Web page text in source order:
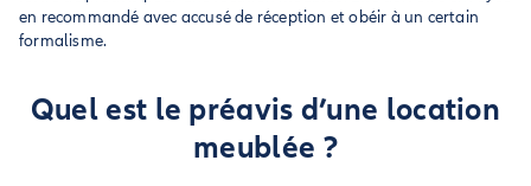
en recommandé avec accusé de réception et obéir à un certain
formalisme.
Quel est le préavis d’une location
meublée ?